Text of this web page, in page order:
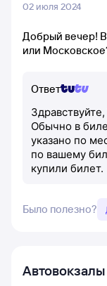
02 июля 2024
Добрый вечер!
или
Ответ
Здравствуйте,
Обычно в
указано по
по вашему
купили билет.
Было полезно?
Автовокзалы